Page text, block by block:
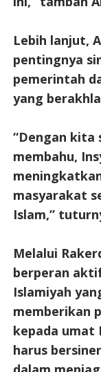
Lebih lanjut,
pentingnya
pemerintah
yang
“Dengan kita
membahu,
masyarakat
Islam,”
Melalui
berperan
Islamiyah
memberikan
kepada umat
harus